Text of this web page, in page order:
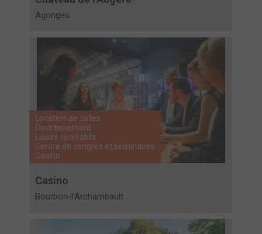
Agonges
Location de salles
Divertissement
Loisirs récréatifs
Centre de congrès et séminaires
Casino
Casino
Bourbon-l'Archambault